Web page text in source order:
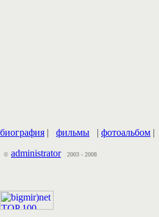
биография | фильмы | фотоальбом |
© administrator 2003 - 2008